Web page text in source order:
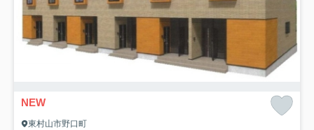
NEW
東村山市野口町